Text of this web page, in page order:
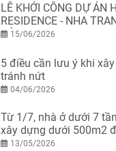
LỄ KHỞI CÔNG DỰ ÁN
RESIDENCE - NHA
HÒA15/06/2026
5 điều cần lưu ý khi
tránh nứt
04/06/2026
Từ 1/7, nhà ở dưới 7
xây dựng dưới 500m2
phép xây dựng
13/05/2026